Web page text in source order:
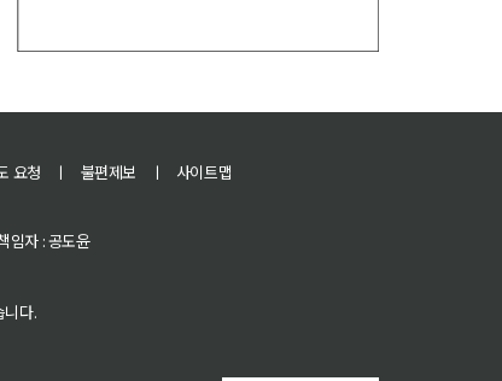
요청 ㅣ 불편제보 ㅣ
사이트맵
임자 : 공도윤
니다.